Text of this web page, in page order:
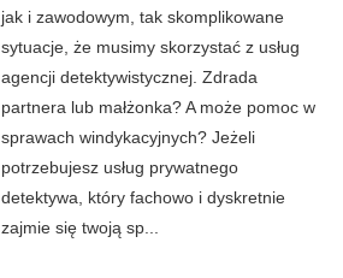
jak i zawodowym, tak skomplikowane
sytuacje, że musimy skorzystać z usług
agencji detektywistycznej. Zdrada
partnera lub małżonka? A może pomoc w
sprawach windykacyjnych? Jeżeli
potrzebujesz usług prywatnego
detektywa, który fachowo i dyskretnie
zajmie się twoją sp...